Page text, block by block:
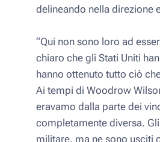
delineando nella direzione
“Qui non sono loro ad
chiaro che gli Stati Uniti
hanno ottenuto tutto ciò
Ai tempi di Woodrow
eravamo dalla parte dei
completamente diversa.
militare, ma ne sono usciti